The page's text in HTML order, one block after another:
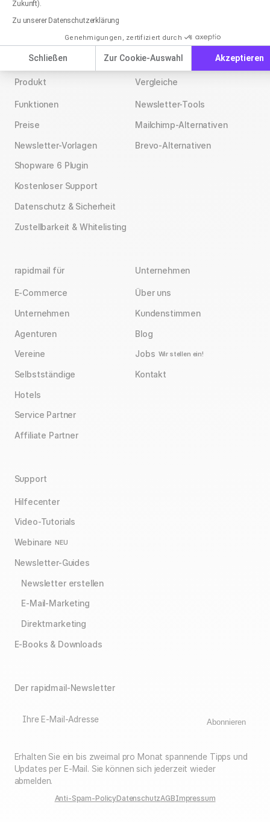
Zukunft).
Zu unserer Datenschutzerklärung
Genehmigungen, zertifiziert durch
Schließen Zur Cookie-Auswahl Akzeptieren
Produkt
Funktionen
Preise
Newsletter-Vorlagen
Shopware 6 Plugin
Kostenloser Support
Datenschutz & Sicherheit
Zustellbarkeit & Whitelisting
Vergleiche
Newsletter-Tools
Mailchimp-Alternativen
Brevo-Alternativen
rapidmail für
E-Commerce
Unternehmen
Agenturen
Vereine
Selbstständige
Hotels
Service Partner
Affiliate Partner
Unternehmen
Über uns
Kundenstimmen
Blog
Jobs Wir stellen ein!
Kontakt
Support
Hilfecenter
Video-Tutorials
Webinare NEU
Newsletter-Guides
Newsletter erstellen
E-Mail-Marketing
Direktmarketing
E-Books & Downloads
Der rapidmail-Newsletter
Ihre E-Mail-Adresse Abonnieren
Erhalten Sie ein bis zweimal pro Monat spannende Tipps und
Updates per E-Mail. Sie können sich jederzeit wieder
abmelden.
Anti-Spam-PolicyDatenschutzAGBImpressum